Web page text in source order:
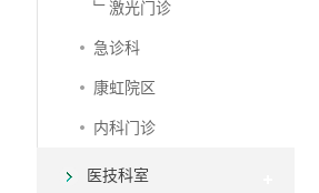
﹂激光门诊
急诊科
康虹院区
内科门诊
医技科室